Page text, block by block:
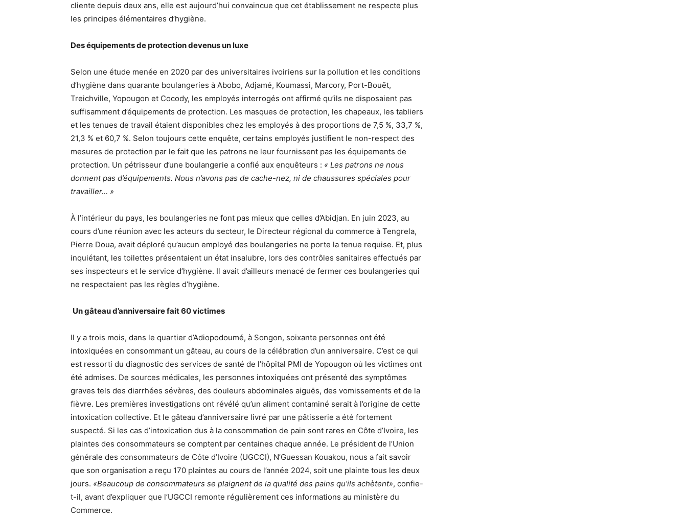
cliente depuis deux ans, elle est aujourd’hui convaincue que cet établissement ne respecte plus
les principes élémentaires d’hygiène.
Des équipements de protection devenus un luxe
Selon une étude menée en 2020 par des universitaires ivoiriens sur la pollution et les conditions
d’hygiène dans quarante boulangeries à Abobo, Adjamé, Koumassi, Marcory, Port-Bouët,
Treichville, Yopougon et Cocody, les employés interrogés ont affirmé qu’ils ne disposaient pas
suffisamment d’équipements de protection. Les masques de protection, les chapeaux, les tabliers
et les tenues de travail étaient disponibles chez les employés à des proportions de 7,5 %, 33,7 %,
21,3 % et 60,7 %. Selon toujours cette enquête, certains employés justifient le non-respect des
mesures de protection par le fait que les patrons ne leur fournissent pas les équipements de
protection. Un pétrisseur d’une boulangerie a confié aux enquêteurs : « Les patrons ne nous
donnent pas d’équipements. Nous n’avons pas de cache-nez, ni de chaussures spéciales pour
travailler… »
À l’intérieur du pays, les boulangeries ne font pas mieux que celles d’Abidjan. En juin 2023, au
cours d’une réunion avec les acteurs du secteur, le Directeur régional du commerce à Tengrela,
Pierre Doua, avait déploré qu’aucun employé des boulangeries ne porte la tenue requise. Et, plus
inquiétant, les toilettes présentaient un état insalubre, lors des contrôles sanitaires effectués par
ses inspecteurs et le service d’hygiène. Il avait d’ailleurs menacé de fermer ces boulangeries qui
ne respectaient pas les règles d’hygiène.
Un gâteau d’anniversaire fait 60 victimes
Il y a trois mois, dans le quartier d’Adiopodoumé, à Songon, soixante personnes ont été
intoxiquées en consommant un gâteau, au cours de la célébration d’un anniversaire. C’est ce qui
est ressorti du diagnostic des services de santé de l’hôpital PMI de Yopougon où les victimes ont
été admises. De sources médicales, les personnes intoxiquées ont présenté des symptômes
graves tels des diarrhées sévères, des douleurs abdominales aiguës, des vomissements et de la
fièvre. Les premières investigations ont révélé qu’un aliment contaminé serait à l’origine de cette
intoxication collective. Et le gâteau d’anniversaire livré par une pâtisserie a été fortement
suspecté. Si les cas d’intoxication dus à la consommation de pain sont rares en Côte d’Ivoire, les
plaintes des consommateurs se comptent par centaines chaque année. Le président de l’Union
générale des consommateurs de Côte d’Ivoire (UGCCI), N’Guessan Kouakou, nous a fait savoir
que son organisation a reçu 170 plaintes au cours de l’année 2024, soit une plainte tous les deux
jours. «Beaucoup de consommateurs se plaignent de la qualité des pains qu’ils achètent», confie-
t-il, avant d’expliquer que l’UGCCI remonte régulièrement ces informations au ministère du
Commerce.